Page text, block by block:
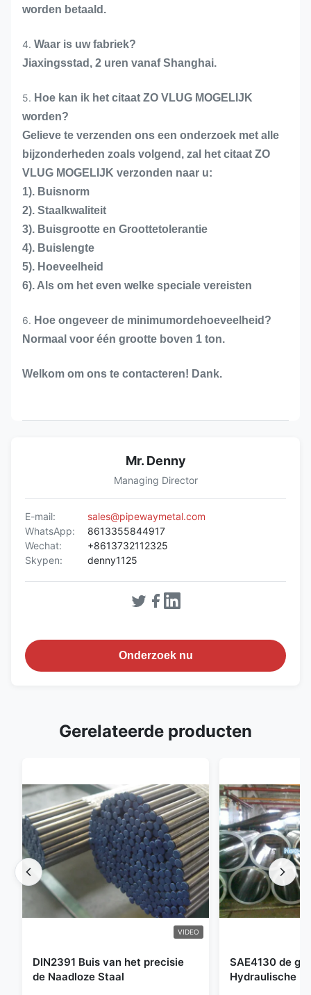
worden betaald.
4. Waar is uw fabriek?
Jiaxingsstad, 2 uren vanaf Shanghai.
5. Hoe kan ik het citaat ZO VLUG MOGELIJK
worden?
Gelieve te verzenden ons een onderzoek met alle
bijzonderheden zoals volgend, zal het citaat ZO
VLUG MOGELIJK verzonden naar u:
1). Buisnorm
2). Staalkwaliteit
3). Buisgrootte en Groottetolerantie
4). Buislengte
5). Hoeveelheid
6). Als om het even welke speciale vereisten
6. Hoe ongeveer de minimumordehoeveelheid?
Normaal voor één grootte boven 1 ton.
Welkom om ons te contacteren! Dank.
Mr. Denny
Managing Director
E-mail:
sales@pipewaymetal.com
WhatsApp:
8613355844917
Wechat:
+8613732112325
Skypen:
denny1125
Onderzoek nu
Gerelateerde producten
VIDEO
DIN2391 Buis van het precisie
de Naadloze Staal
SAE4130 de
Hydraulische